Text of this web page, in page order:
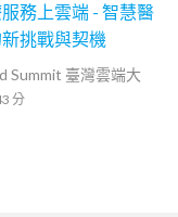
務上雲端 - 智慧醫
挑戰與契機
Summit 臺灣雲端大
分